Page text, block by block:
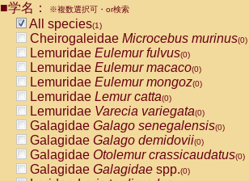
CebidaeCebus nigrivittatus
CebidaeCebus
CebidaeSaimiri boliviensis(0)
CebidaeSaimiri sciureus(0)
AtelidaeAlouatta caraya(0)
AtelidaeAlouatta fusca(0)
AtelidaeAlouatta seniculus
AtelidaeAlouattaspp.(0)
AtelidaeAteles belzebuth(0)
AtelidaeAteles geoffroyi(0)
AtelidaeAteles paniscus(0)
AtelidaeAtelesspp.(0)
■学名： ※複数選択可・or検索
All species(1)
Cheirogaleidae Microcebus murinus(0)
Lemuridae Eulemur fulvus(0)
Lemuridae Eulemur macaco(0)
Lemuridae Eulemur mongoz(0)
Lemuridae Lemur catta(0)
Lemuridae Varecia variegata(0)
Galagidae Galago senegalensis(0)
Galagidae Galago demidovii(0)
Galagidae Otolemur crassicaudatus(0)
Galagidae Galagidae spp.(0)